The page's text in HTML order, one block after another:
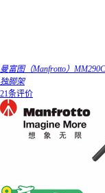
曼富图（Manfrotto）
独脚架
21条评价